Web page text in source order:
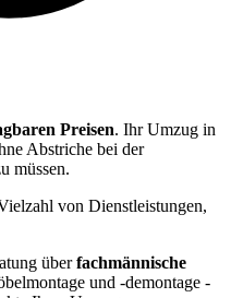
Preisen. Ihr Umzug in
Abstriche bei der
müssen.
von Dienstleistungen,
überfachmännische
und -demontage -